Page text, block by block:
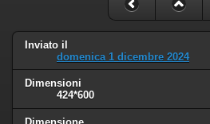
Inviato il
domenica 1 dicembre 2024
Dimensioni
424*600